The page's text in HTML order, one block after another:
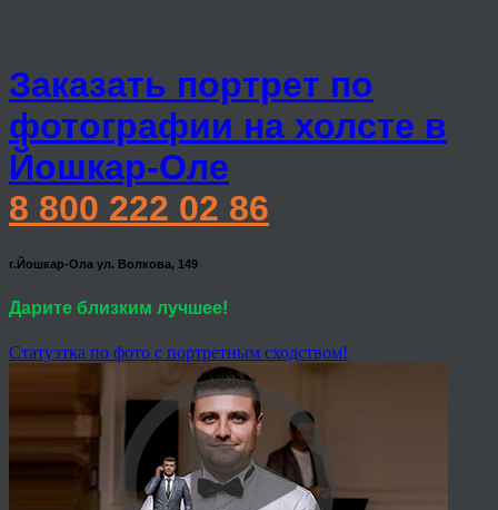
Заказать портрет по
фотографии на холсте в
Йошкар-Оле
8 800 222 02 86
г.Йошкар-Ола ул. Волкова, 149
Дарите близким лучшее!
Статуэтка по фото с портретным сходством!